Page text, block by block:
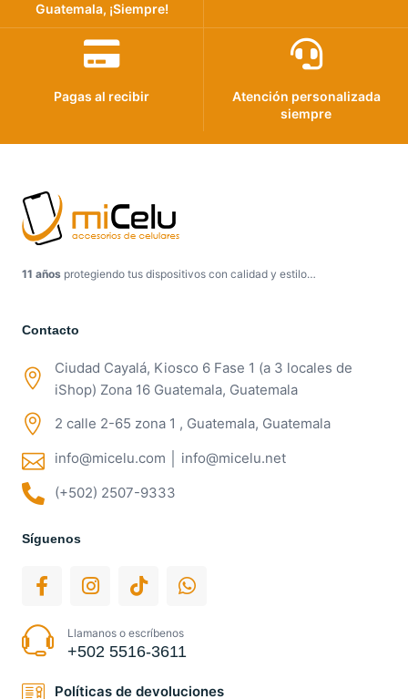
Guatemala, ¡Siempre!
Pagas al recibir
Atención personalizada
siempre
11 años protegiendo tus dispositivos con calidad y estilo…
Contacto
Ciudad Cayalá, Kiosco 6 Fase 1 (a 3 locales de
iShop) Zona 16 Guatemala, Guatemala
2 calle 2-65 zona 1 , Guatemala, Guatemala
info@micelu.com │ info@micelu.net
(+502) 2507-9333
Síguenos
Llamanos o escríbenos
+502 5516-3611
Políticas de devoluciones